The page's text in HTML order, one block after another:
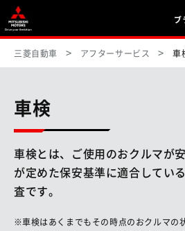
ブ
三菱自動車 アフターサービス 車
車検
車検とは、ご使用のおクルマが
が定めた保安基準に適合してい
査です。
車検はあくまでもその時点のおクルマの